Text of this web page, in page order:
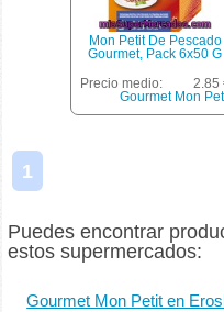
Mon Petit De Pescado
Gourmet, Pack 6x50 G
Precio medio:
2.85
Gourmet Mon
1
Puedes encontrar
estos supermercados:
Gourmet Mon Petit en